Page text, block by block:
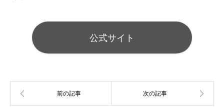
公式サイト